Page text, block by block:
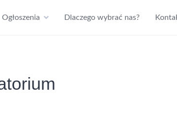
Ogłoszenia Dlaczego wybrać nas?